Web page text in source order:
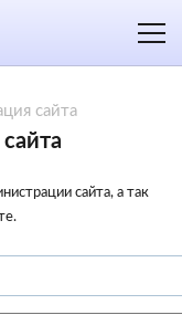
сайта
сайта, а так